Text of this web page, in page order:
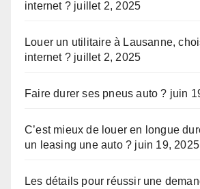
internet ? juillet 2, 2025
Louer un utilitaire à Lausanne,
internet ? juillet 2, 2025
Faire durer ses pneus auto ? juin
C’est mieux de louer en longue
un leasing une auto ? juin 19, 2025
Les détails pour réussir une